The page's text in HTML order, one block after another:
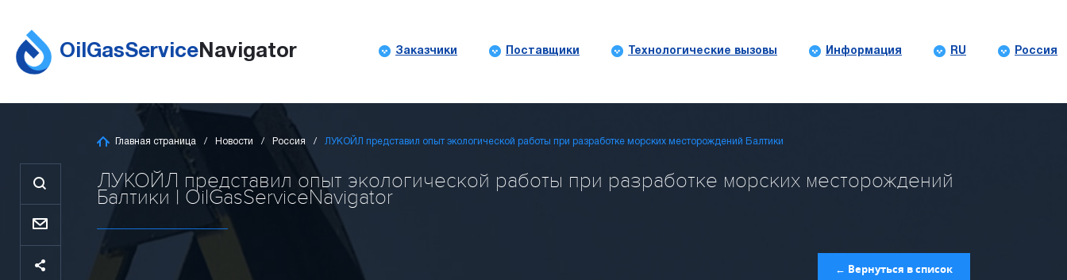
OilGasService Navigator Заказчики Поставщики Технологические вызовы Информация RU Россия
Главная страница Новости Россия ЛУКОЙЛ представил опыт экологической работы при разработке морских месторождений Балтики
ЛУКОЙЛ представил опыт экологической работы при разработке морских месторождений
Балтики | OilGasServiceNavigator
← Вернуться в список